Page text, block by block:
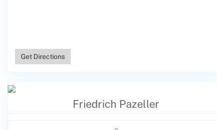
Get Directions
Friedrich Pazeller